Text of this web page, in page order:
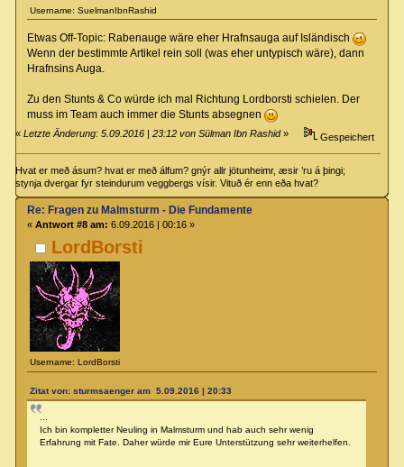
Username: SuelmanIbnRashid
Etwas Off-Topic: Rabenauge wäre eher Hrafnsauga auf Isländisch
Wenn der bestimmte Artikel rein soll (was eher untypisch wäre), dann
Hrafnsins Auga.
Zu den Stunts & Co würde ich mal Richtung Lordborsti schielen. Der
muss im Team auch immer die Stunts absegnen
«Letzte Änderung: 5.09.2016 | 23:12 von Sülman Ibn Rashid» Gespeichert
Hvat er með ásum? hvat er með álfum? gnýr allr jötunheimr, æsir ’ru á þingi;
stynja dvergar fyr steindurum veggbergs vísir. Vituð ér enn eða hvat?
LordBorsti
Username: LordBorsti
Re: Fragen zu Malmsturm - Die Fundamente
« Antwort #8 am: 6.09.2016 | 00:16 »
Zitat von: sturmsaenger am 5.09.2016 | 20:33
Ich bin kompletter Neuling in Malmsturm und hab auch sehr wenig
Erfahrung mit Fate. Daher würde mir Eure Unterstützung sehr weiterhelfen.